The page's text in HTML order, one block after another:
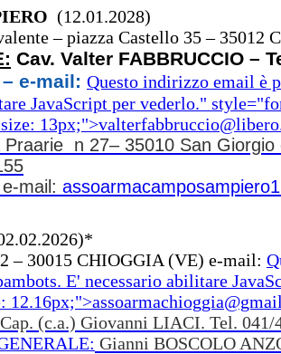
(12.01.2028)
– piazza Castello 35 – 35012
Cav. Valter FABBRUCCIO –
– e-mail: Questo indirizzo email è
JavaScript per vederlo."
13px;">
Praarie n 27– 35010 San Giorgio
mail:
– 30015 CHIOGGIA (VE) e-mail:
E' necessario abilitare
12.16px;">
Cap. (c.a.) Giovanni LIACI. Tel. 041/
Gianni BOSCOLO